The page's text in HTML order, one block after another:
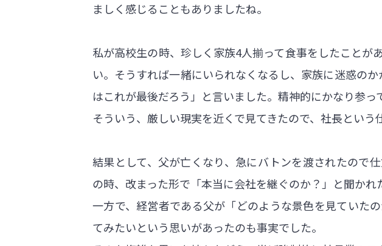
ましく感じることもありましたね。
私が高校生の時、珍しく家族4人揃って食事をしたこと
い。そうすれば一緒にいられなくなるし、家族に迷惑の
はこれが最後だろう」と言いました。精神的にかなり参っ
そういう、厳しい現実を近くで見てきたので、社長とい
結果として、父が亡くなり、急にバトンを渡されたので
の時、改まった形で「本当に会社を継ぐのか？」と聞かれ
一方で、経営者である父が「どのような景色を見ていた
てみたいという思いがあったのも事実でした。